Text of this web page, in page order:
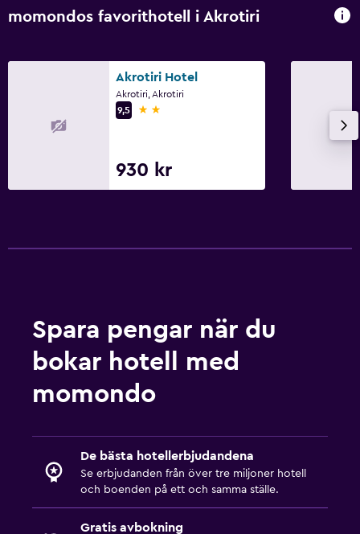
momondos favorithotell i Akrotiri
Akrotiri Hotel
Akrotiri, Akrotiri
9,5
2 stjärnor
930 kr
Spara pengar när du
bokar hotell med
momondo
De bästa hotellerbjudandena
Se erbjudanden från över tre miljoner hotell
och boenden på ett och samma ställe.
Gratis avbokning